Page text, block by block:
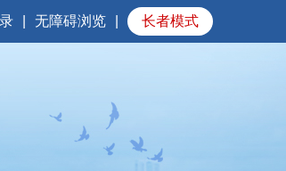
无障碍浏览 长者模式